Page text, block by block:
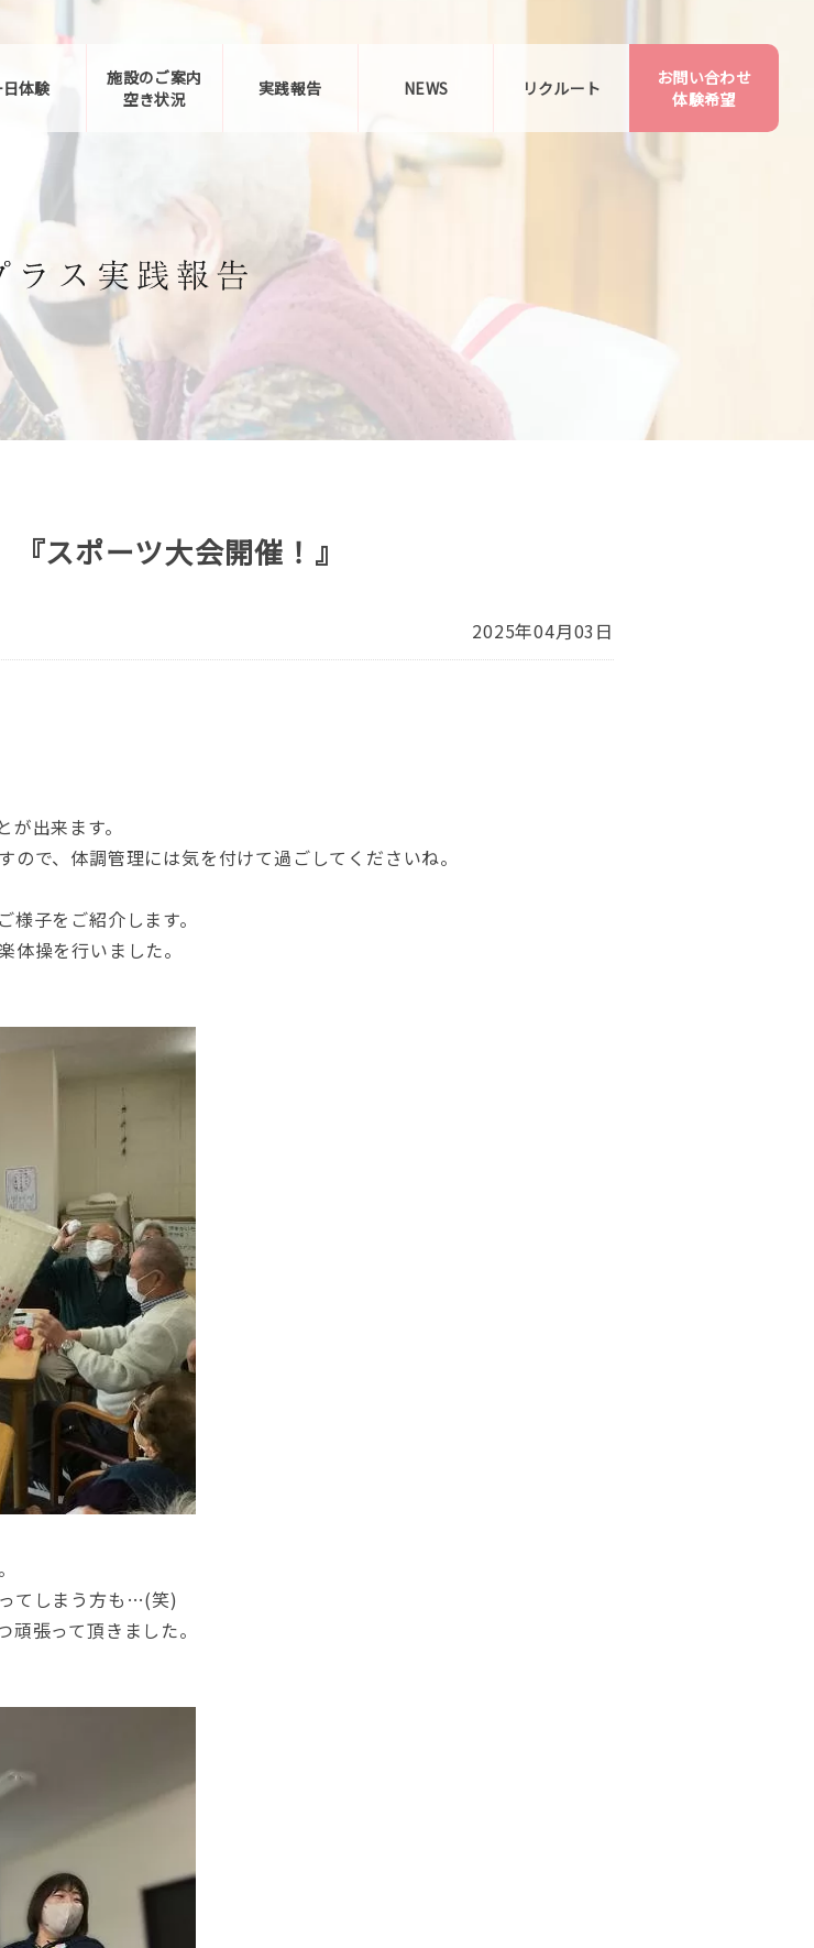
体験
施設のご案内
空き状況
実践報告 NEWS リクルート
お問い合わせ
体験希望
スポーツ大会開催！』
2025年04月03日
出来ます。
で、体調管理には気を付けて過ごしてくださいね。
子をご紹介します。
操を行いました。
てしまう方も…(笑)
張って頂きました。